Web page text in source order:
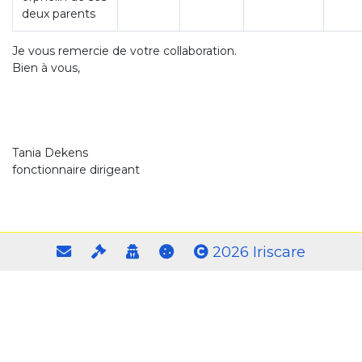
deux parents
Je vous remercie de votre collaboration.
Bien à vous,
Tania Dekens
fonctionnaire dirigeant
2026 Iriscare